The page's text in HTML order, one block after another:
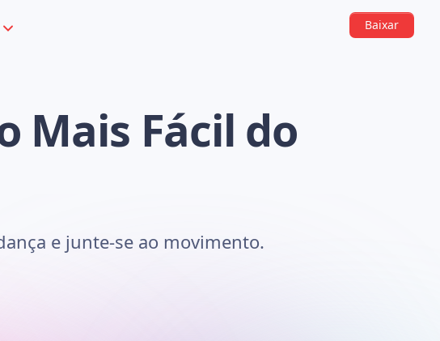
Baixar
Mais Fácil do
e junte-se ao movimento.